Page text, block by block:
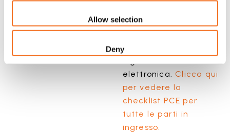
Allow selection
Deny
livello globale come il
principale standard
per le ispezioni in
elettronica.Clicca qui
per vedere la
checklist PCE per
tutte le parti in
ingresso.